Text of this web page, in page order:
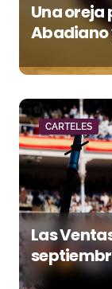
Una oreja
Abadiano
una
marcada
de Los
CARTELES
Las
variedad